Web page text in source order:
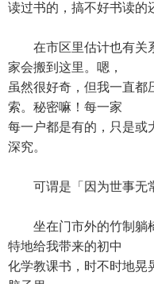
读过书的，搞不好书读的
在市区里估计也有关
家会搬到这里。嗯，
虽然很好奇，但我一直都
索。秘密嘛！每一家
每一户都是有的，只是或
深究。
可谓是「因为世事无常
坐在门市外的竹制躺
特地给我带来的初中
化学教课书，时不时地晃